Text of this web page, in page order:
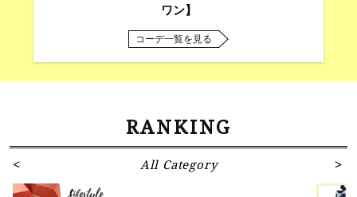
ワン】
コーデ一覧を見る
RANKING
All Category